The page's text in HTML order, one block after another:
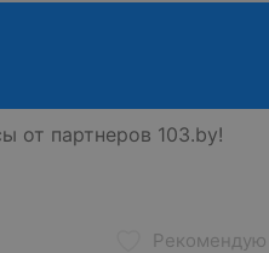
Рекомендую